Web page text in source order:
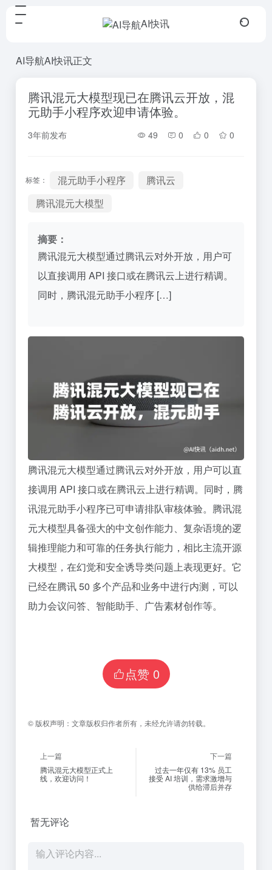
AI快讯
AI导航AI快讯正文
腾讯混元大模型现已在腾讯云开放，混
元助手小程序欢迎申请体验。
3年前发布 49 0 0 0
标签： 混元助手小程序
腾讯云
腾讯混元大模型
摘要：
腾讯混元大模型通过腾讯云对外开放，用户可
以直接调用 API 接口或在腾讯云上进行精调。
同时，腾讯混元助手小程序 […]
腾讯混元大模型通过腾讯云对外开放，用户可以直
接调用 API 接口或在腾讯云上进行精调。同时，腾
讯混元助手小程序已可申请排队审核体验。腾讯混
元大模型具备强大的中文创作能力、复杂语境的逻
辑推理能力和可靠的任务执行能力，相比主流开源
大模型，在幻觉和安全诱导类问题上表现更好。它
已经在腾讯 50 多个产品和业务中进行内测，可以
助力会议问答、智能助手、广告素材创作等。
点赞 0
© 版权声明： 文章版权归作者所有，未经允许请勿转载。
上一篇
腾讯混元大模型正式上
线，欢迎访问！
下一篇
过去一年仅有 13% 员工
接受 AI 培训，需求激增与
供给滞后并存
暂无评论